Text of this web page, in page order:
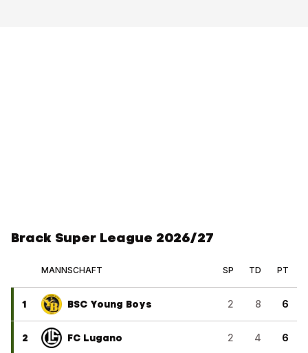
Brack Super League 2026/27
MANNSCHAFT SP TD PT
1 BSC Young Boys 2 8 6
2 FC Lugano 2 4 6